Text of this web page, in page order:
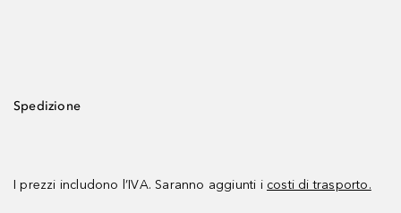
Spedizione
I prezzi includono l’IVA. Saranno aggiunti i costi di trasporto.